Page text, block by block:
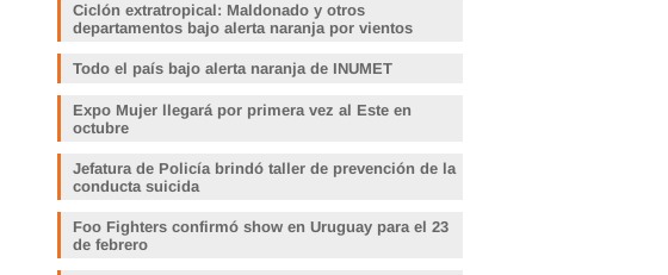
Ciclón extratropical: Maldonado y otros
departamentos bajo alerta naranja por vientos
Todo el país bajo alerta naranja de INUMET
Expo Mujer llegará por primera vez al Este en
octubre
Jefatura de Policía brindó taller de prevención de la
conducta suicida
Foo Fighters confirmó show en Uruguay para el 23
de febrero